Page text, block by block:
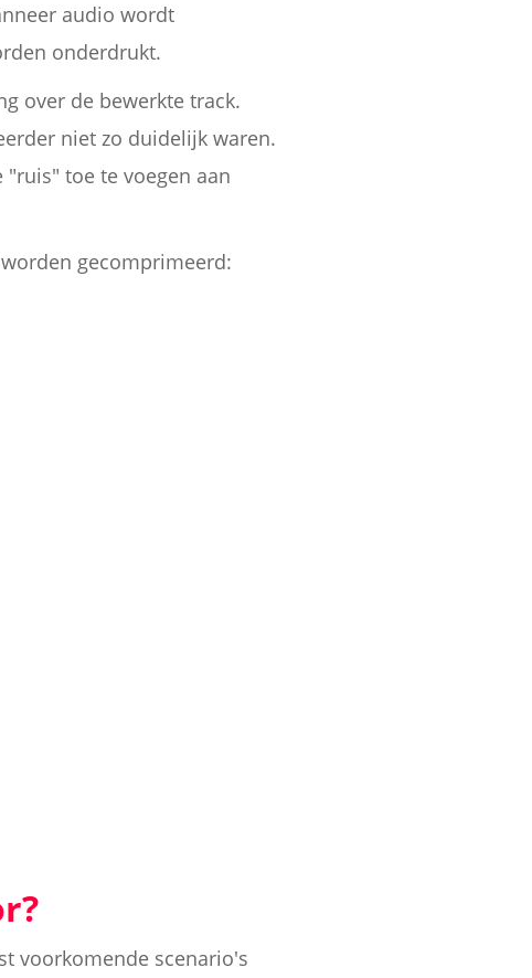
audio wordt
onderdrukt.
over de bewerkte track.
niet zo duidelijk waren.
toe te voegen aan
gecomprimeerd:
voorkomende scenario's